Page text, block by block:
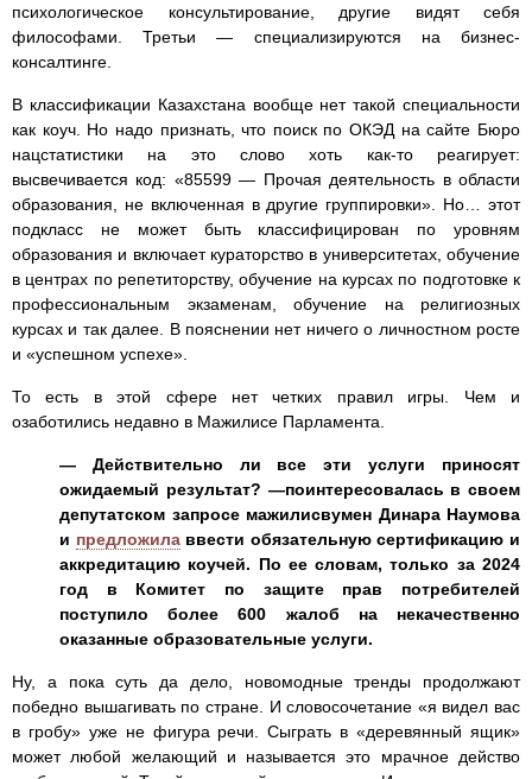
психологическое консультирование, другие видят себя
философами. Третьи — специализируются на бизнес-
консалтинге.
В классификации Казахстана вообще нет такой специальности
как коуч. Но надо признать, что поиск по ОКЭД на сайте Бюро
нацстатистики на это слово хоть как-то реагирует:
высвечивается код: «85599 — Прочая деятельность в области
образования, не включенная в другие группировки». Но… этот
подкласс не может быть классифицирован по уровням
образования и включает кураторство в университетах, обучение
в центрах по репетиторству, обучение на курсах по подготовке к
профессиональным экзаменам, обучение на религиозных
курсах и так далее. В пояснении нет ничего о личностном росте
и «успешном успехе».
То есть в этой сфере нет четких правил игры. Чем и
озаботились недавно в Мажилисе Парламента.
— Действительно ли все эти услуги приносят
ожидаемый результат? —поинтересовалась в своем
депутатском запросе мажилисвумен Динара Наумова
и предложилаввести обязательную сертификацию и
аккредитацию коучей. По ее словам, только за 2024
год в Комитет по защите прав потребителей
поступило более 600 жалоб на некачественно
оказанные образовательные услуги.
Ну, а пока суть да дело, новомодные тренды продолжают
победно вышагивать по стране. И словосочетание «я видел вас
в гробу» уже не фигура речи. Сыграть в «деревянный ящик»
может любой желающий и называется это мрачное действо